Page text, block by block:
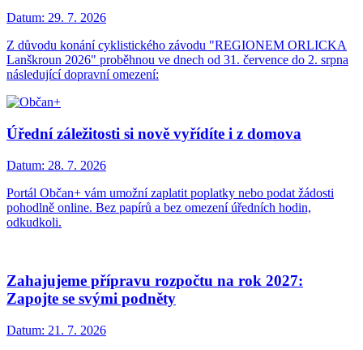
Datum: 29. 7. 2026
Z důvodu konání cyklistického závodu "REGIONEM ORLICKA
Lanškroun 2026" proběhnou ve dnech od 31. července do 2. srpna
následující dopravní omezení:
Úřední záležitosti si nově vyřídíte i z domova
Datum: 28. 7. 2026
Portál Občan+ vám umožní zaplatit poplatky nebo podat žádosti
pohodlně online. Bez papírů a bez omezení úředních hodin,
odkudkoli.
Zahajujeme přípravu rozpočtu na rok 2027:
Zapojte se svými podněty
Datum: 21. 7. 2026